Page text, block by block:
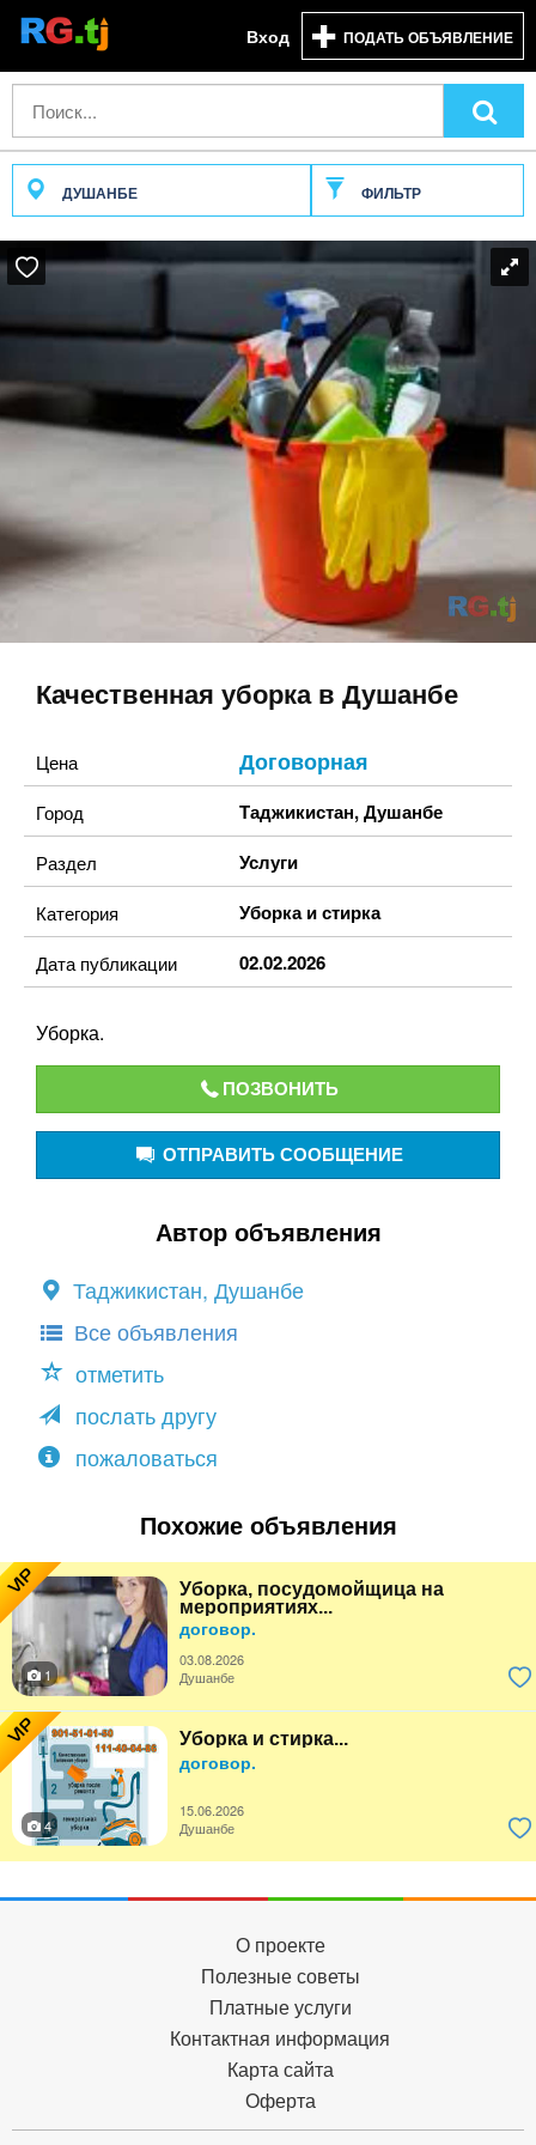
Вход ПОДАТЬ ОБЪЯВЛЕНИЕ
ДУШАНБЕ ФИЛЬТР
Качественная уборка в Душанбе
Цена Договорная
Город Таджикистан,Душанбе
Раздел Услуги
Категория Уборка и стирка
Дата публикации 02.02.2026
Уборка.
ПОЗВОНИТЬ
ОТПРАВИТЬ СООБЩЕНИЕ
Автор объявления
Таджикистан, Душанбе
Все объявления
отметить
послать другу
пожаловаться
Похожие объявления
VIP
Уборка, посудомойщица на
мероприятиях...
договор.
03.08.2026
1
Душанбе
VIP Уборка и стирка...
договор.
15.06.2026
4
Душанбе
О проекте
Полезные советы
Платные услуги
Контактная информация
Карта сайта
Оферта